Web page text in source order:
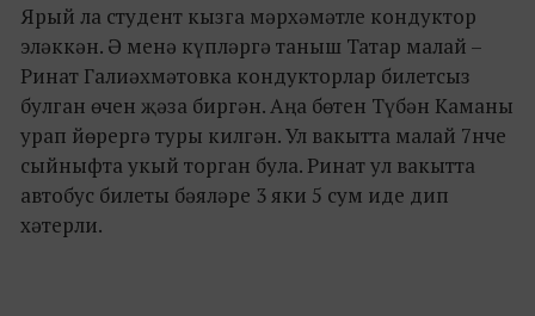
Ярый ла студент кызга мәрхәмәтле кондуктор
эләккән. Ә менә күпләргә таныш Татар малай –
Ринат Галиәхмәтовка кондукторлар билетсыз
булган өчен җәза биргән. Аңа бөтен Түбән Каманы
урап йөрергә туры килгән. Ул вакытта малай 7нче
сыйныфта укый торган була. Ринат ул вакытта
автобус билеты бәяләре 3 яки 5 сум иде дип
хәтерли.